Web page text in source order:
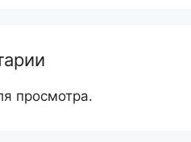
просмотра.